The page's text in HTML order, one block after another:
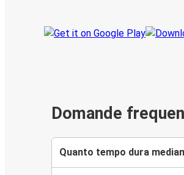
Domande
Quanto tempo dura